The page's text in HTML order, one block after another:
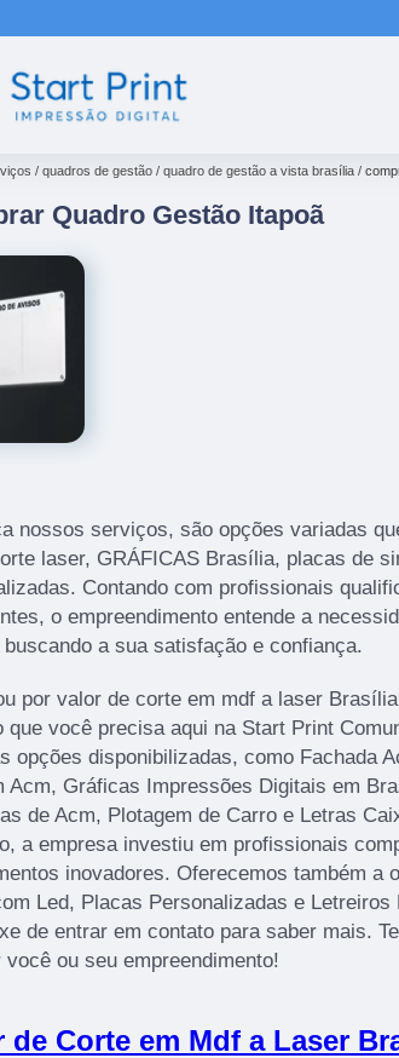
quadros de gestão quadro de gestão a vista brasília
Quadro Gestão Itapoã
nossos serviços, são opções variadas
laser, GRÁFICAS Brasília, placas de
Contando com profissionais
o empreendimento entende a
a sua satisfação e confiança.
por valor de corte em mdf a laser
que você precisa aqui na Start Print
opções disponibilizadas, como Fachada
Acm, Gráficas Impressões Digitais em
de Acm, Plotagem de Carro e Letras
a empresa investiu em profissionais
inovadores. Oferecemos também a
Led, Placas Personalizadas e Letreiros
de entrar em contato para saber mais.
você ou seu empreendimento!
de Corte em Mdf a Laser